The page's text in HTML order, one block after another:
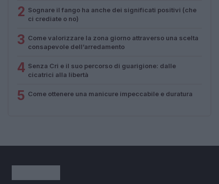
2 Sognare il fango ha anche dei significati positivi (che
ci crediate o no)
3 Come valorizzare la zona giorno attraverso una scelta
consapevole dell’arredamento
4 Senza Cri e il suo percorso di guarigione: dalle
cicatrici alla libertà
5 Come ottenere una manicure impeccabile e duratura